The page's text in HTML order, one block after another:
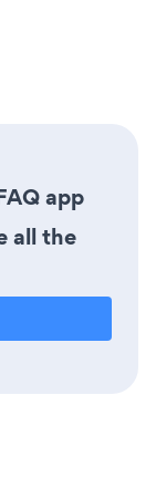
app
all the